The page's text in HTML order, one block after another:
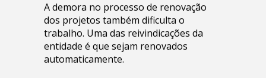
A demora no processo de renovação
dos projetos também dificulta o
trabalho. Uma das reivindicações da
entidade é que sejam renovados
automaticamente.